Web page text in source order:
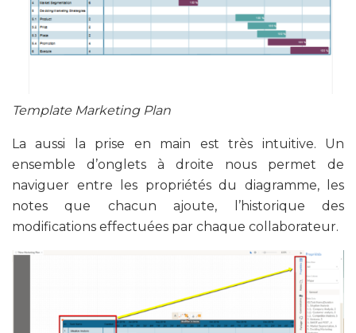
Template Marketing Plan
La aussi la prise en main est très intuitive. Un
ensemble d’onglets à droite nous permet de
naviguer entre les propriétés du diagramme, les
notes que chacun ajoute, l’historique des
modifications effectuées par chaque collaborateur.